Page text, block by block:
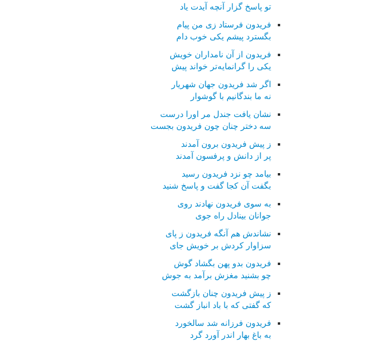
تو پاسخ گزار آنچه آیدت یاد
فریدون فرستاد زی من پیام
بگسترد پیشم یکی خوب دام
فریدون از آن نامداران خویش
یکی را گرانمایه‌تر خواند پیش
اگر شد فریدون جهان شهریار
نه ما بندگانیم با گوشوار
نشان یافت جندل مر اورا درست
سه دختر چنان چون فریدون بجست
ز پیش فریدون برون آمدند
پر از دانش و پرفسون آمدند
بیامد چو نزد فریدون رسید
بگفت آن کجا گفت و پاسخ شنید
به سوی فریدون نهادند روی
جوانان بینادل راه جوی
نشاندش هم آنگه فریدون ز پای
سزاوار کردش بر خویش جای
فریدون بدو پهن بگشاد گوش
چو بشنید مغزش برآمد به جوش
ز پیش فریدون چنان بازگشت
که گفتی که با باد انباز گشت
فریدون فرزانه شد سالخورد
به باغ بهار اندر آورد گرد